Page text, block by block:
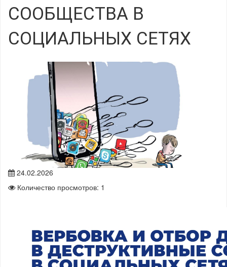
СООБЩЕСТВА В
СОЦИАЛЬНЫХ СЕТЯХ
24.02.2026
Количество просмотров: 1